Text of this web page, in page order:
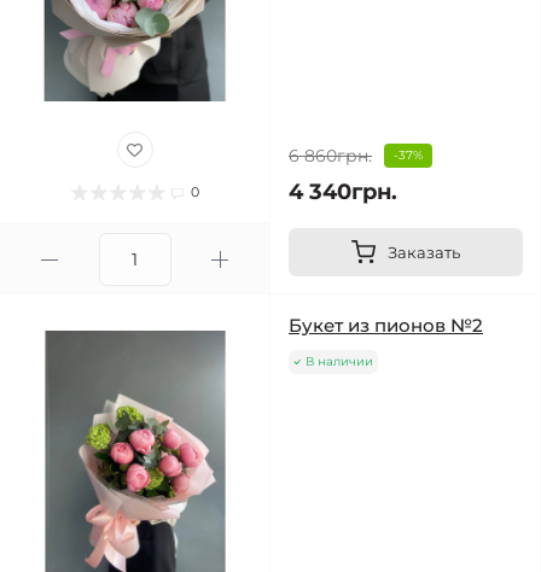
0
6 860грн. -37%
4 340грн.
Заказать
Букет из пионов №2
В наличии